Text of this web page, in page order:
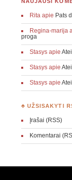
Rita apie Pats
Regina-marija
proga
Stasysapie
Stasysapie
Stasysapie
♣ UŽSISAKYTI
Įrašai (RSS)
Komentarai